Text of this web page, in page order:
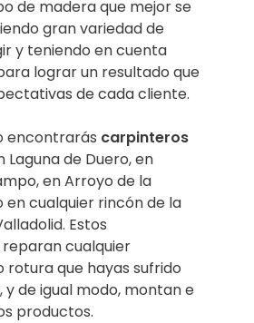
de madera que mejor se
gran variedad de
y teniendo en cuenta
lograr un resultado que
de cada cliente.
encontrarás carpinteros
Laguna de Duero, en
en Arroyo de la
en cualquier rincón de la
Estos
cualquier
que hayas sufrido
y de igual modo, montan e
productos.